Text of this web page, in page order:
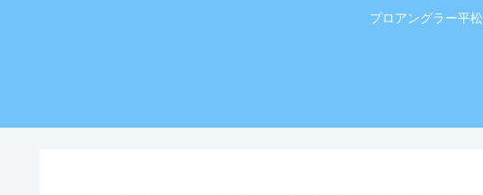
プロアングラー平